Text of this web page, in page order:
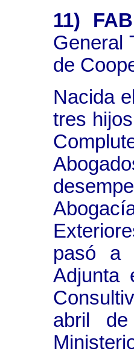
11)
General
de
Nacida
tres
pasó a
Adjunta
abril